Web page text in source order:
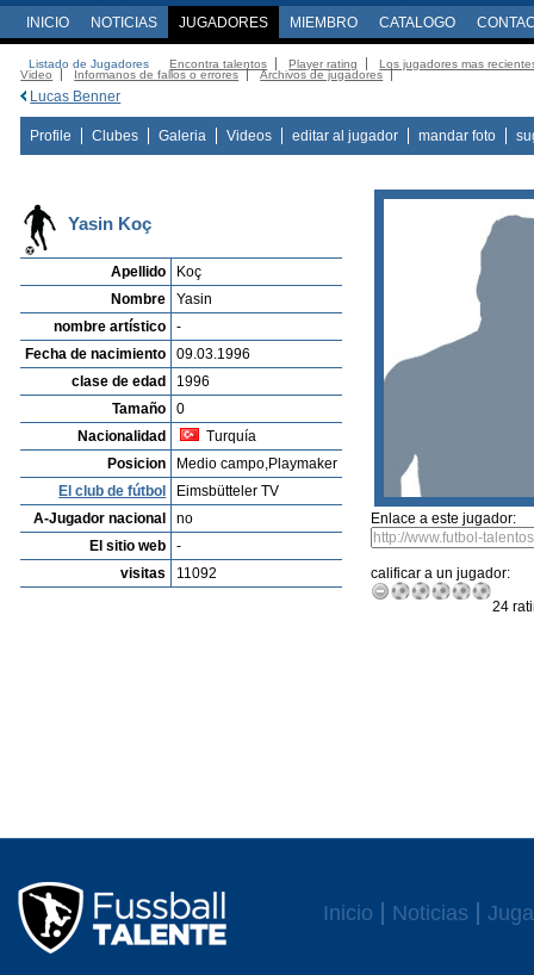
INICIO NOTICIAS JUGADORES MIEMBRO CATALOGO
Listado de Jugadores Encontra talentos Player rating
Los jugadores mas
Video
Informanos de fallos o errores Archivos de jugadores
Lucas Benner
Profile Clubes Galeria Videos editar al jugador mandar foto
Yasin Koç
Apellido
Koç
Nombre
Yasin
nombre artístico
-
Fecha de nacimiento
09.03.1996
clase de edad
1996
Tamaño
0
Nacionalidad
Turquía
Posicion
Medio campo,Playmaker
El club de fútbol
Eimsbütteler TV
A-Jugador nacional
no
El sitio web
-
visitas
11092
Enlace a este jugador:
calificar a un jugador:
24
Inicio Noticias